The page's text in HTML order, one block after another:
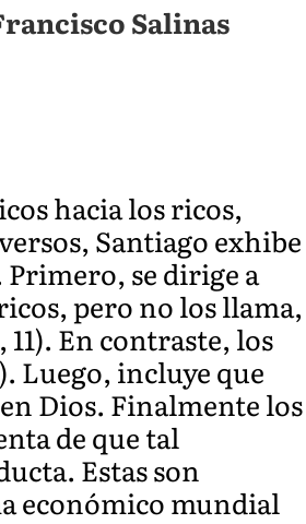
Salinas
hacia los ricos,
Santiago exhibe
Primero, se dirige a
pero no los llama,
En contraste, los
Luego, incluye que
Dios. Finalmente los
de que tal
Estas son
económico mundial